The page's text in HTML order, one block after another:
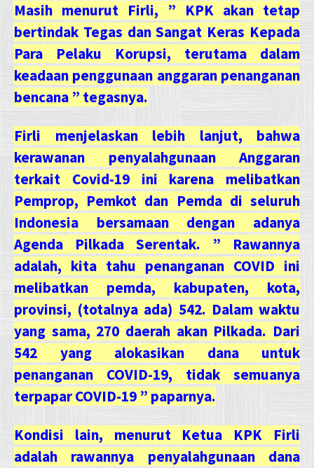
Masih menurut Firli, ” KPK akan tetap
bertindak Tegas dan Sangat Keras Kepada
Para Pelaku Korupsi, terutama dalam
keadaan penggunaan anggaran penanganan
bencana ” tegasnya.
Firli menjelaskan lebih lanjut, bahwa
kerawanan penyalahgunaan Anggaran
terkait Covid-19 ini karena melibatkan
Pemprop, Pemkot dan Pemda di seluruh
Indonesia bersamaan dengan adanya
Agenda Pilkada Serentak. ” Rawannya
adalah, kita tahu penanganan COVID ini
melibatkan pemda, kabupaten, kota,
provinsi, (totalnya ada) 542. Dalam waktu
yang sama, 270 daerah akan Pilkada. Dari
542 yang alokasikan dana untuk
penanganan COVID-19, tidak semuanya
terpapar COVID-19 ” paparnya.
Kondisi lain, menurut Ketua KPK Firli
adalah rawannya penyalahgunaan dana